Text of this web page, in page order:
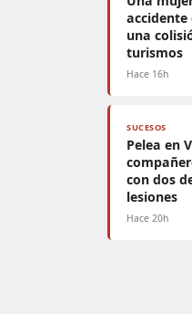
accidente
una
turismos
Hace 16h
SUCESOS
Pelea en
con dos
lesiones
Hace 20h